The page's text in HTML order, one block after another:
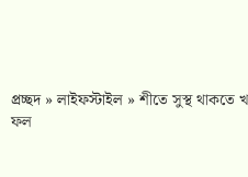
প্রচ্ছদ»লাইফস্টাইল »শীতে সুস্থ থাকতে
ফল